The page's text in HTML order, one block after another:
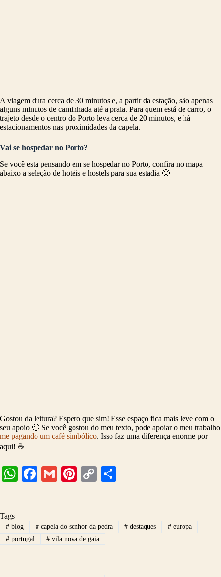
A viagem dura cerca de 30 minutos e, a partir da estação, são apenas
alguns minutos de caminhada até a praia. Para quem está de carro, o
trajeto desde o centro do Porto leva cerca de 20 minutos, e há
estacionamentos nas proximidades da capela.
Vai se hospedar no Porto?
Se você está pensando em se hospedar no Porto, confira no mapa
abaixo a seleção de hotéis e hostels para sua estadia 🙂
Gostou da leitura? Espero que sim! Esse espaço fica mais leve com o
seu apoio 🙂 Se você gostou do meu texto, pode apoiar o meu trabalho
me pagando um café simbólico. Isso faz uma diferença enorme por
aqui! ☕
W
A
pp
Fa
ok
G
Pi
es
t
C
Li
nk
Tags
#blog #capela do senhor da pedra # destaques # europa
#portugal #vila nova de gaia